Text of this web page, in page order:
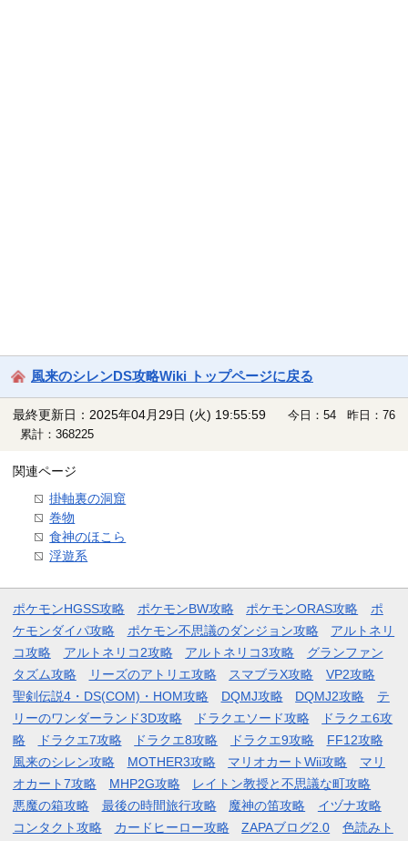
風来のシレンDS攻略Wiki トップページに戻る
最終更新日：2025年04月29日 (火) 19:55:59
今日：54 昨日：76
累計：368225
関連ページ
掛軸裏の洞窟
巻物
食神のほこら
浮遊系
ポケモンHGSS攻略 ポケモンBW攻略 ポケモンORAS攻略
ポ
ケモンダイパ攻略
ポケモン不思議のダンジョン攻略
アルトネリ
コ攻略
アルトネリコ2攻略 アルトネリコ3攻略
グランファン
タズム攻略
リーズのアトリエ攻略 スマブラX攻略
VP2攻略
聖剣伝説4・DS(COM)・HOM攻略
DQMJ攻略 DQMJ2攻略
テ
リーのワンダーランド3D攻略
ドラクエソード攻略
ドラクエ6攻
略
ドラクエ7攻略 ドラクエ8攻略 ドラクエ9攻略
FF12攻略
風来のシレン攻略
MOTHER3攻略 マリオカートWii攻略
マリ
オカート7攻略
MHP2G攻略
レイトン教授と不思議な町攻略
悪魔の箱攻略
最後の時間旅行攻略 魔神の笛攻略
イヅナ攻略
コンタクト攻略
カードヒーロー攻略 ZAPAブログ2.0 色読みト